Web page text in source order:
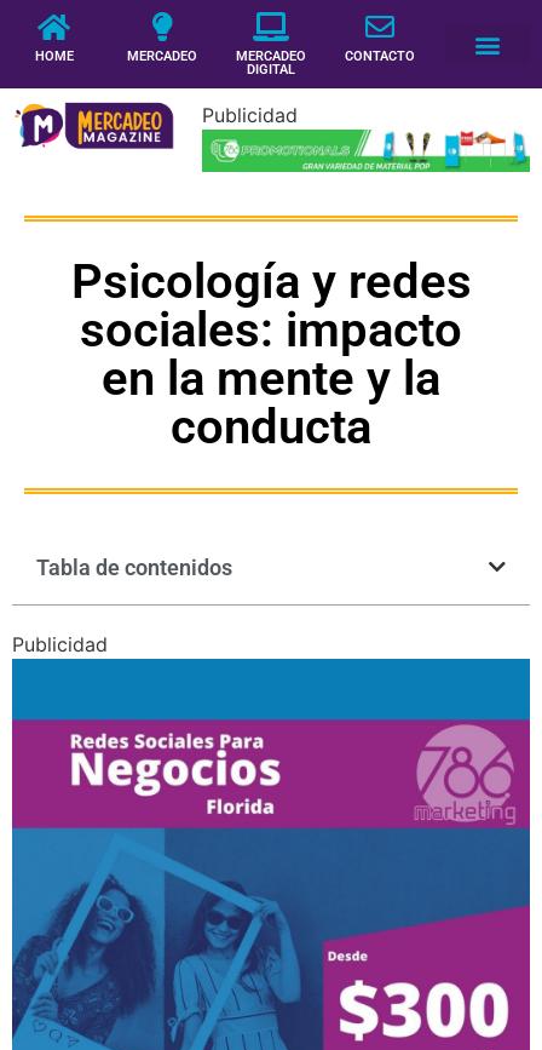
HOME MERCADEO
MERCADEO
DIGITAL
CONTACTO
Publicidad
Psicología y redes
sociales: impacto
en la mente y la
conducta
Tabla de contenidos
Publicidad